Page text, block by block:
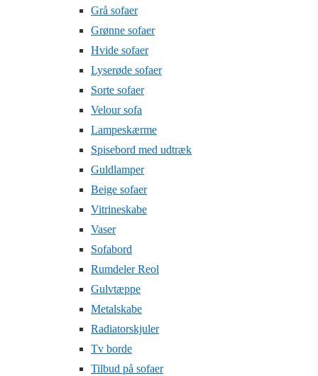
Grå sofaer
Grønne sofaer
Hvide sofaer
Lyserøde sofaer
Sorte sofaer
Velour sofa
Lampeskærme
Spisebord med udtræk
Guldlamper
Beige sofaer
Vitrineskabe
Vaser
Sofabord
Rumdeler Reol
Gulvtæppe
Metalskabe
Radiatorskjuler
Tv borde
Tilbud på sofaer